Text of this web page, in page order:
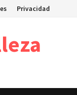
Privacidad